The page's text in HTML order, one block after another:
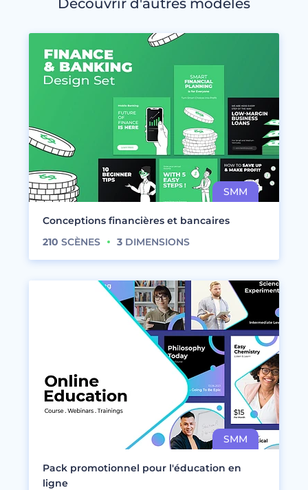
Conceptions financières et bancaires
210 SCÈNES 3 DIMENSIONS
Pack promotionnel pour l'éducation en
ligne